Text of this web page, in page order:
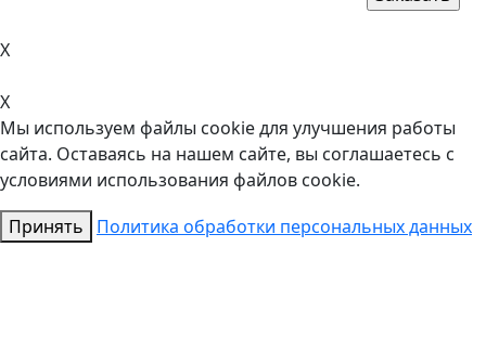
X
X
Мы используем файлы cookie для улучшения работы
сайта. Оставаясь на нашем сайте, вы соглашаетесь с
условиями использования файлов cookie.
Принять
Политика обработки персональных данных